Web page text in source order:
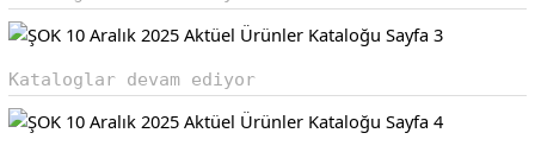
Kataloglar devam ediyor